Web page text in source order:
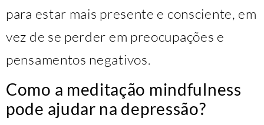
para estar mais presente e consciente, em
vez de se perder em preocupações e
pensamentos negativos.
Como a meditação mindfulness
pode ajudar na depressão?